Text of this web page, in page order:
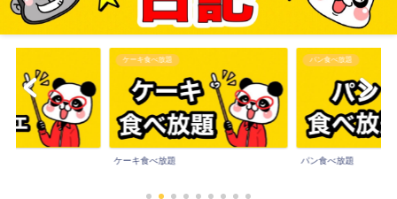
パン食べ放題
パン食べ放題
その他食べ放題
その他食べ放題